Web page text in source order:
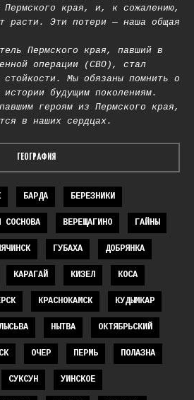
Пермского края, и, к сожалению,
расти. Эти потери — наша общая
Пермского края, павший в
операции (СВО), стал
стойкости. Мы обязаны помнить о
будущим поколениям.
героям из Пермского края,
в наших сердцах.
ГЕОГРАФИЯ
БАРДА БЕРЕЗНИКИ
СОСНОВА ВЕРЕЩАГИНО ГАЙНЫ
ГУБАХА ДОБРЯНКА
КАРАГАЙ КИЗЕЛ КОСА
КРАСНОКАМСК КУДЫМКАР
НЫТВА ОКТЯБРЬСКИЙ
ОЧЕР ПЕРМЬ ПОЛАЗНА
СУКСУН УИНСКОЕ